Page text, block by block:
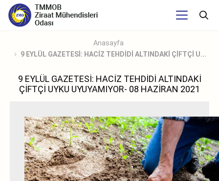
Anasayfa
9 EYLÜL GAZETESİ: HACİZ TEHDİDİ ALTINDAKİ ÇİFTÇİ U...
9 EYLÜL GAZETESİ: HACİZ TEHDİDİ ALTINDAKİ
ÇİFTÇİ UYKU UYUYAMIYOR- 08 HAZİRAN 2021